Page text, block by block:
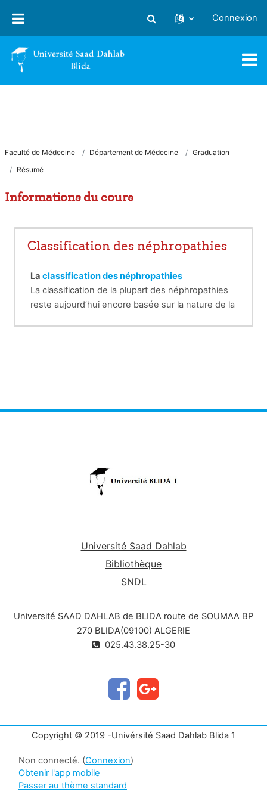
Activer/désactiver la saisie
Connexion
Faculté de Médecine Département de Médecine
Graduation
Résumé
Informations du cours
Classification des néphropathies
La classification des néphropathies
La classification de la plupart des néphropathies
reste aujourd’hui encore basée sur la nature de la
Université Saad Dahlab
Bibliothèque
SNDL
Université SAAD DAHLAB de BLIDA route de SOUMAA BP
270 BLIDA(09100) ALGERIE
025.43.38.25-30
Copyright © 2019 -Univérsité Saad Dahlab Blida 1
Non connecté. (Connexion)
Obtenir l'app mobile
Passer au thème standard